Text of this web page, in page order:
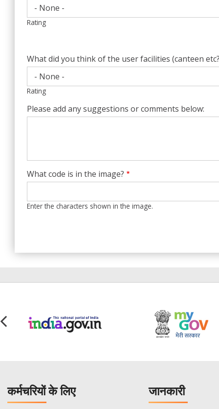
Rating
What did you think of the user facilities (canteen
Rating
Please add any suggestions or comments below:
What code is in the image?
Enter the characters shown in the image.
कर्मचरियों के लिए
जानकारी